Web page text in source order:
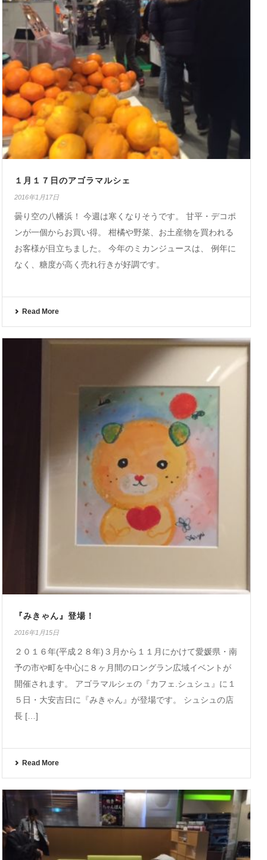
１月１７日のアゴラマルシェ
2016年1月17日
曇り空の八幡浜！ 今週は寒くなりそうです。 甘平・デコポ
ンが一個からお買い得。 柑橘や野菜、お土産物を買われる
お客様が目立ちました。 今年のミカンジュースは、 例年に
なく、糖度が高く売れ行きが好調です。
Read More
『みきゃん』登場！
2016年1月15日
２０１６年(平成２８年)３月から１１月にかけて愛媛県・南
予の市や町を中心に８ヶ月間のロングラン広域イベントが
開催されます。 アゴラマルシェの『カフェ.シュシュ』に１
５日・大安吉日に『みきゃん』が登場です。 シュシュの店
長 […]
Read More